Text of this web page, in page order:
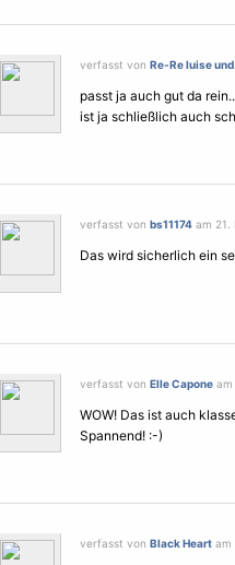
verfasst von Re-Re luise
passt ja auch gut da rein..
ist ja schließlich auch
verfasst von bs11174 am 21.
Das wird sicherlich ein
verfasst von Elle Capone am
WOW! Das ist auch
Spannend! :-)
verfasst von Black Heart am